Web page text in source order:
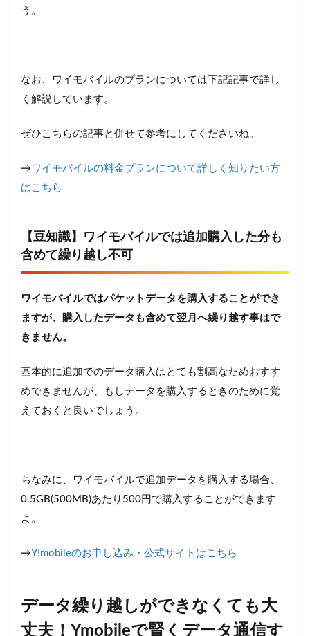
う。
なお、ワイモバイルのプランについては下記記事で詳し
く解説しています。
ぜひこちらの記事と併せて参考にしてくださいね。
→ ワイモバイルの料金プランについて詳しく知りたい方
はこちら
【豆知識】ワイモバイルでは追加購入した分も
含めて繰り越し不可
ワイモバイルではパケットデータを購入することができ
ますが、購入したデータも含めて翌月へ繰り越す事はで
きません。
基本的に追加でのデータ購入はとても割高なためおすす
めできませんが、もしデータを購入するときのために覚
えておくと良いでしょう。
ちなみに、ワイモバイルで追加データを購入する場合、
0.5GB(500MB)あたり500円で購入することができます
よ。
→Y!mobileのお申し込み・公式サイトはこちら
データ繰り越しができなくても大
丈夫！Ymobileで賢くデータ通信す